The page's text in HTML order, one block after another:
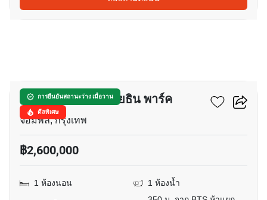
การยืนยันสถานะว่าง เมื่อวาน
ดีลพิเศษ
แอ็บสแตร็กส์ พหลโยธิน พาร์ค
จอมพล, กรุงเทพ
฿2,600,000
1 ห้องนอน 1 ห้องน้ำ